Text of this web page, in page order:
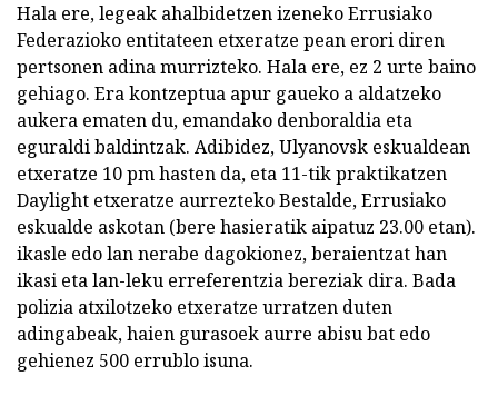
Hala ere, legeak ahalbidetzen izeneko Errusiako
Federazioko entitateen etxeratze pean erori diren
pertsonen adina murrizteko. Hala ere, ez 2 urte baino
gehiago. Era kontzeptua apur gaueko a aldatzeko
aukera ematen du, emandako denboraldia eta
eguraldi baldintzak. Adibidez, Ulyanovsk eskualdean
etxeratze 10 pm hasten da, eta 11-tik praktikatzen
Daylight etxeratze aurrezteko Bestalde, Errusiako
eskualde askotan (bere hasieratik aipatuz 23.00 etan).
ikasle edo lan nerabe dagokionez, beraientzat han
ikasi eta lan-leku erreferentzia bereziak dira. Bada
polizia atxilotzeko etxeratze urratzen duten
adingabeak, haien gurasoek aurre abisu bat edo
gehienez 500 errublo isuna.